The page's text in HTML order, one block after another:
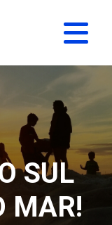
SUL
MAR!